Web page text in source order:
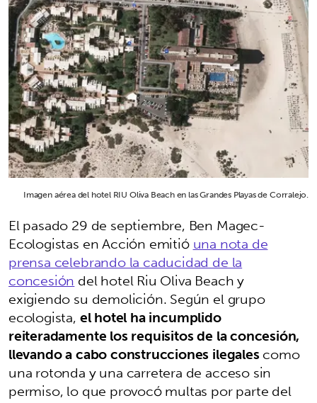
Imagen aérea del hotel RIU Oliva Beach en las Grandes Playas de Corralejo.
El pasado 29 de septiembre, Ben Magec-
Ecologistas en Acción emitióuna nota de
prensa celebrando la caducidad de la
concesióndel hotel Riu Oliva Beach y
exigiendo su demolición. Según el grupo
ecologista,el hotel ha incumplido
reiteradamente los requisitos de la concesión,
llevando a cabo construcciones ilegalescomo
una rotonda y una carretera de acceso sin
permiso, lo que provocó multas por parte del